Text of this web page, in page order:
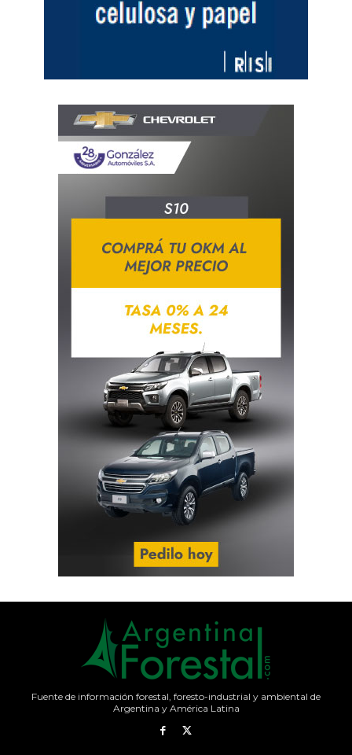
Fuente de información forestal, foresto-industrial y ambiental de
Argentina y América Latina